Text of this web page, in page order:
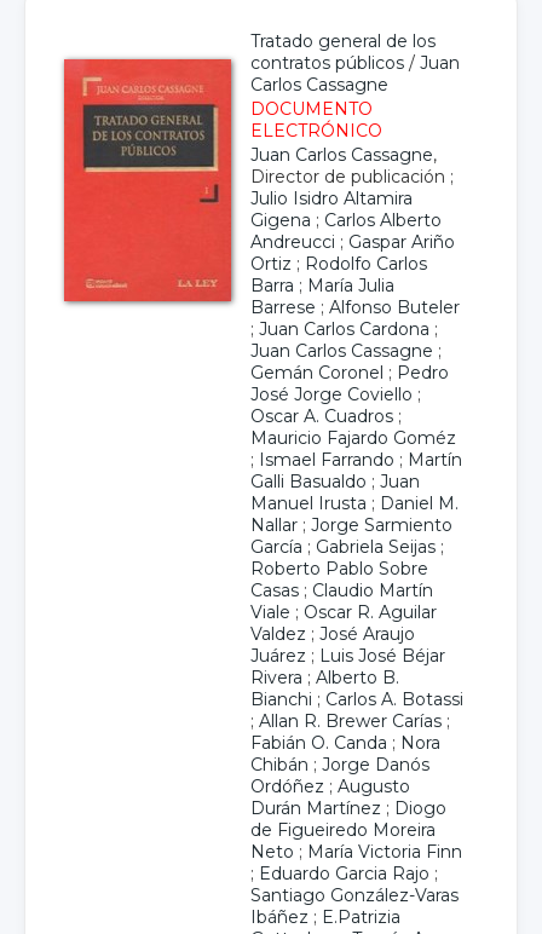
Tratado general de los
contratos públicos / Juan
Carlos Cassagne
DOCUMENTO
ELECTRÓNICO
Juan Carlos Cassagne,
Director de publicación ;
Julio Isidro Altamira
Gigena ; Carlos Alberto
Andreucci ; Gaspar Ariño
Ortiz ; Rodolfo Carlos
Barra ; María Julia
Barrese ; Alfonso Buteler
; Juan Carlos Cardona ;
Juan Carlos Cassagne ;
Gemán Coronel ; Pedro
José Jorge Coviello ;
Oscar A. Cuadros ;
Mauricio Fajardo Goméz
; Ismael Farrando ; Martín
Galli Basualdo ; Juan
Manuel Irusta ; Daniel M.
Nallar ; Jorge Sarmiento
García ; Gabriela Seijas ;
Roberto Pablo Sobre
Casas ; Claudio Martín
Viale ; Oscar R. Aguilar
Valdez ; José Araujo
Juárez ; Luis José Béjar
Rivera ; Alberto B.
Bianchi ; Carlos A. Botassi
; Allan R. Brewer Carías ;
Fabián O. Canda ; Nora
Chibán ; Jorge Danós
Ordóñez ; Augusto
Durán Martínez ; Diogo
de Figueiredo Moreira
Neto ; María Victoria Finn
; Eduardo Garcia Rajo ;
Santiago González-Varas
Ibáñez ; E.Patrizia